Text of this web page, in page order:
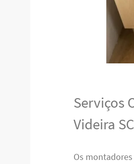
Serviços
Videira SC
Os